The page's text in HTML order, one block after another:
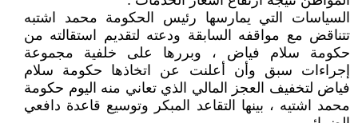
السياسات التي يمارسها رئيس الحكومة محمد اشتبه
تتناقض مع مواقفه السابقة ودعته لتقديم استقالته من
حكومة سلام فياض ، وبررها على خلفية مجموعة
إجراءات سبق وأن أعلنت عن اتخاذها حكومة سلام
فياض لتخفيف العجز المالي الذي تعاني منه اليوم حكومة
محمد اشتيه ، بينها التقاعد المبكر وتوسيع قاعدة دافعي